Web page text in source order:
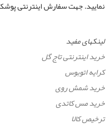
نمایید. جهت سفارش اینترنتی
لینکهای مفید
خرید اینترنتی تاج گل
کرایه اتوبوس
خرید شمش روی
خرید مس کاتدی
ترخیص کالا